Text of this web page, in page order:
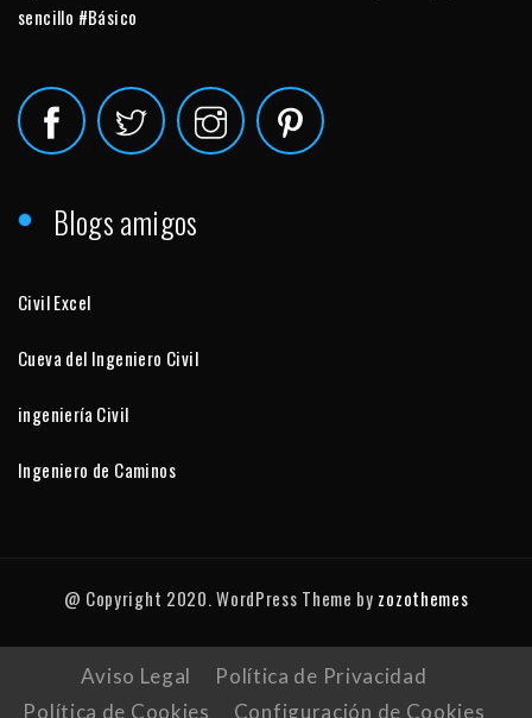
sencillo #Básico
Blogs amigos
Civil Excel
Cueva del Ingeniero Civil
ingeniería Civil
Ingeniero de Caminos
@ Copyright 2020. WordPress Theme by zozothemes
Aviso Legal
Política de Privacidad
Política de Cookies
Configuración de Cookies